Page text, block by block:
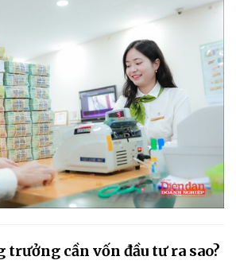
trưởng cần vốn đầu tư ra sao?